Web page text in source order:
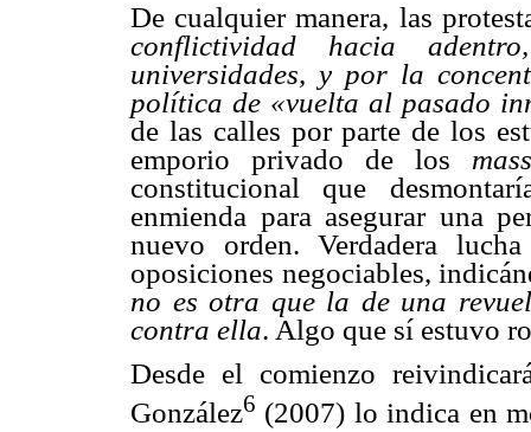
De cualquier manera, las
conflictividad hacia
universidades, y por la
política de «vuelta al pasado
de las calles por parte de los
emporio privado de los
constitucional que
enmienda para asegurar una
nuevo orden. Verdadera
oposiciones negociables,
no es otra que la de una
contra ella. Algo que sí estuvo
Desde el comienzo
González6 (2007) lo indica en